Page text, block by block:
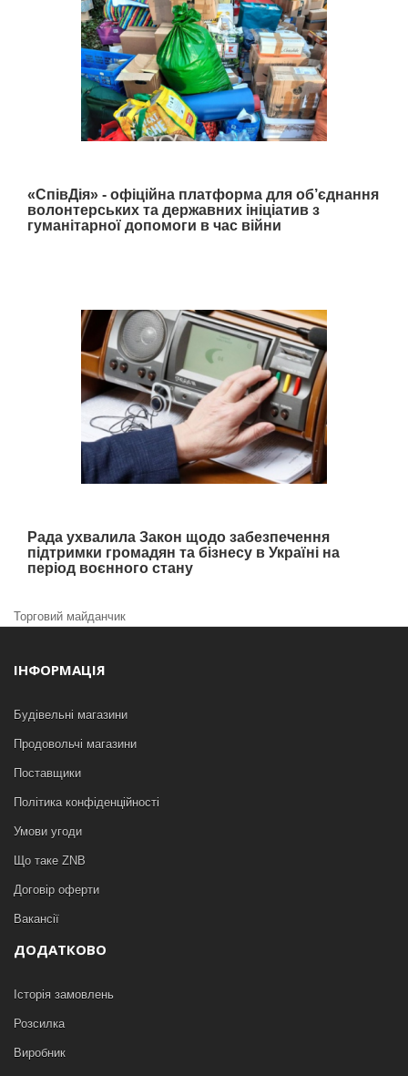
«СпівДія» - офіційна платформа для об’єднання
волонтерських та державних ініціатив з
гуманітарної допомоги в час війни
Рада ухвалила Закон щодо забезпечення
підтримки громадян та бізнесу в Україні на
період воєнного стану
Торговий майданчик
ІНФОРМАЦІЯ
Будівельні магазини
Продовольчі магазини
Поставщики
Політика конфіденційності
Умови угоди
Що таке ZNB
Договір оферти
Вакансії
ДОДАТКОВО
Історія замовлень
Розсилка
Виробник